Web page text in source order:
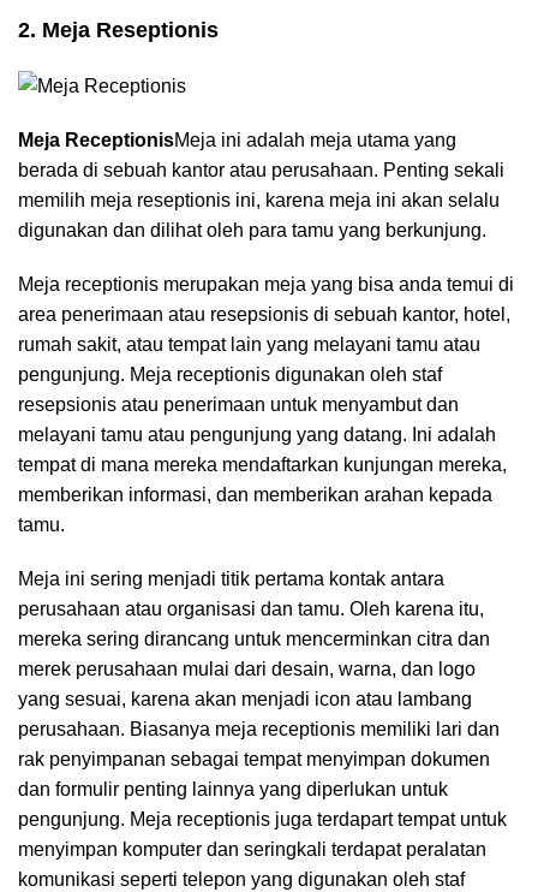
2. Meja Reseptionis
Meja ReceptionisMeja ini adalah meja utama yang
berada di sebuah kantor atau perusahaan. Penting sekali
memilih meja reseptionis ini, karena meja ini akan selalu
digunakan dan dilihat oleh para tamu yang berkunjung.
Meja receptionis merupakan meja yang bisa anda temui di
area penerimaan atau resepsionis di sebuah kantor, hotel,
rumah sakit, atau tempat lain yang melayani tamu atau
pengunjung. Meja receptionis digunakan oleh staf
resepsionis atau penerimaan untuk menyambut dan
melayani tamu atau pengunjung yang datang. Ini adalah
tempat di mana mereka mendaftarkan kunjungan mereka,
memberikan informasi, dan memberikan arahan kepada
tamu.
Meja ini sering menjadi titik pertama kontak antara
perusahaan atau organisasi dan tamu. Oleh karena itu,
mereka sering dirancang untuk mencerminkan citra dan
merek perusahaan mulai dari desain, warna, dan logo
yang sesuai, karena akan menjadi icon atau lambang
perusahaan. Biasanya meja receptionis memiliki lari dan
rak penyimpanan sebagai tempat menyimpan dokumen
dan formulir penting lainnya yang diperlukan untuk
pengunjung. Meja receptionis juga terdapart tempat untuk
menyimpan komputer dan seringkali terdapat peralatan
komunikasi seperti telepon yang digunakan oleh staf